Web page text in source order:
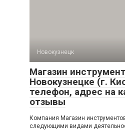
Новокузнецк
Магазин
Новокузнецке (г.
телефон, адрес на
отзывы
Компания Магазин
следующими видами